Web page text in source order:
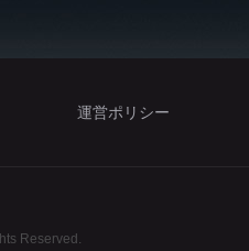
運営ポリシー
Reserved.